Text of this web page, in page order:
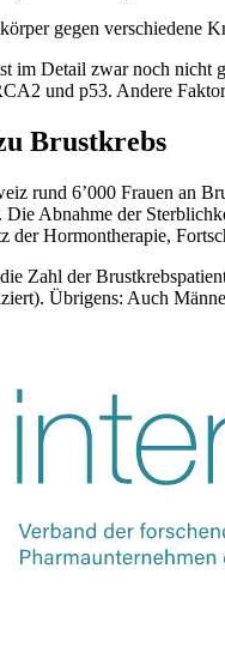
gegen verschiedene
im Detail zwar noch nicht
und p53. Andere
Brustkrebs
rund 6’000 Frauen an
Abnahme der
der Hormontherapie,
Zahl der
Übrigens: Auch